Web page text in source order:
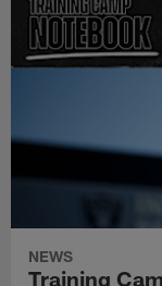
NEWS
Training